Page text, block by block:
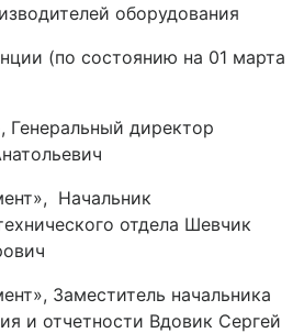
оборудования
(по состоянию на 01 марта
директор
Начальник
отдела Шевчик
Заместитель начальника
и отчетности Вдовик Сергей